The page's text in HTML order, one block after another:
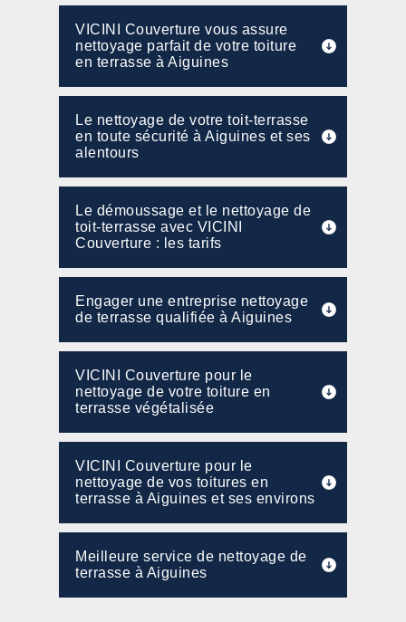
VICINI Couverture vous assure
nettoyage parfait de votre toiture
en terrasse à Aiguines
Le nettoyage de votre toit-terrasse
en toute sécurité à Aiguines et ses
alentours
Le démoussage et le nettoyage de
toit-terrasse avec VICINI
Couverture : les tarifs
Engager une entreprise nettoyage
de terrasse qualifiée à Aiguines
VICINI Couverture pour le
nettoyage de votre toiture en
terrasse végétalisée
VICINI Couverture pour le
nettoyage de vos toitures en
terrasse à Aiguines et ses environs
Meilleure service de nettoyage de
terrasse à Aiguines